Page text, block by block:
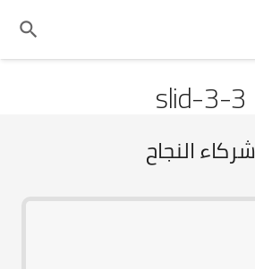
search
slid-3-3
شركاء النجاح